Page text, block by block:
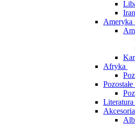
Iran
Ameryka
Afryka
Pozostałe
Literatura
Akcesoria